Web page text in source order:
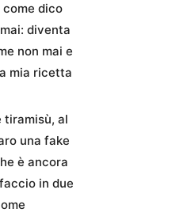
come dico
diventa
non mai e
mia ricetta
tiramisù, al
una fake
è ancora
in due